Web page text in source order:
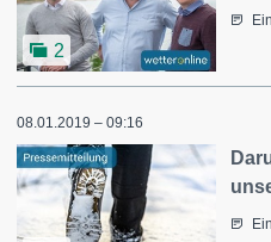
2
08.01.2019 – 09:16